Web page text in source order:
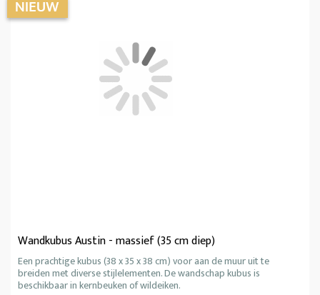
Wandkubus Austin - massief (35 cm diep)
Een prachtige kubus (38 x 35 x 38 cm) voor aan de muur uit te
breiden met diverse stijlelementen. De wandschap kubus is
beschikbaar in kernbeuken of wildeiken.